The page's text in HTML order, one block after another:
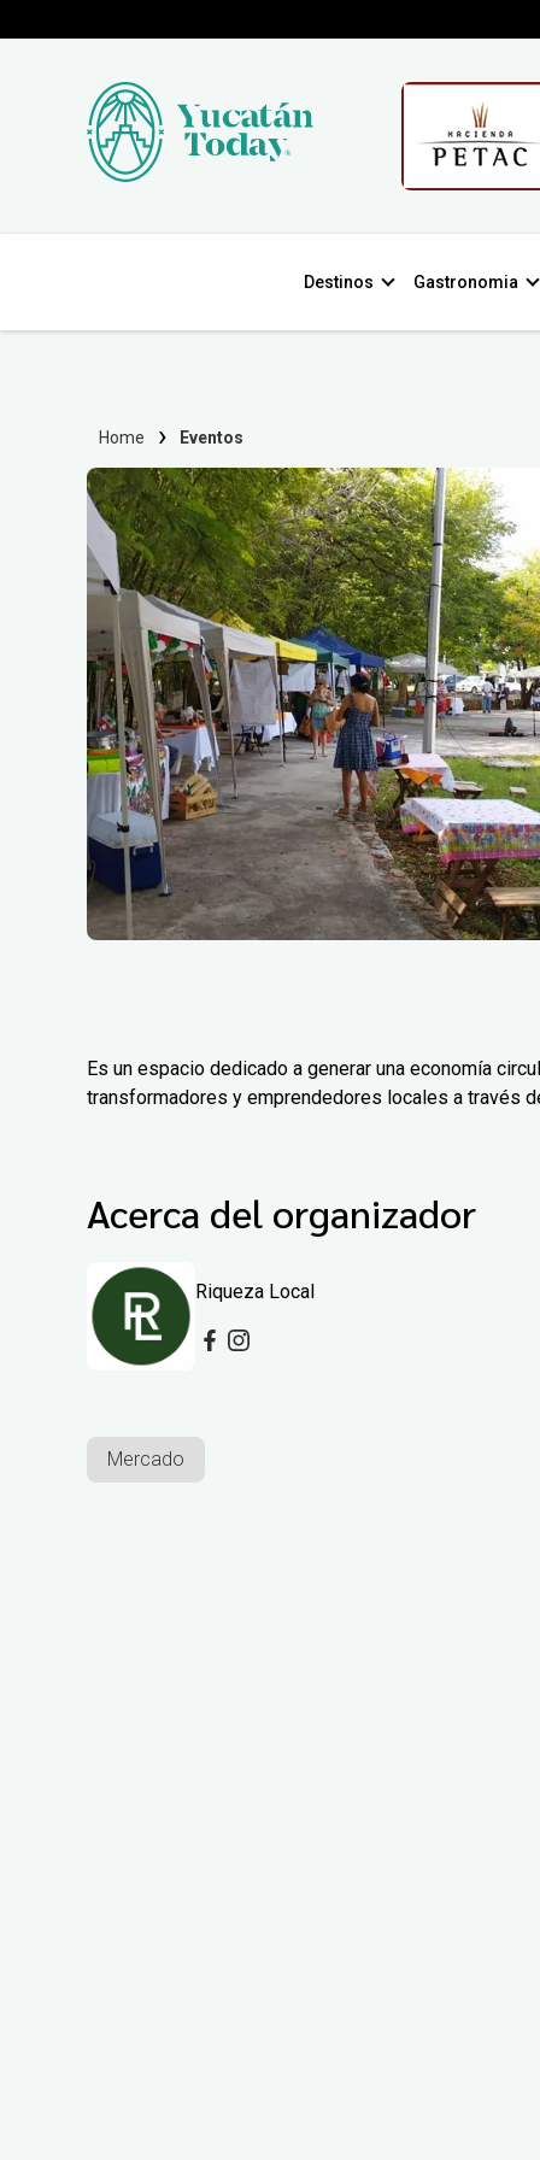
Destinos Gastronomia
Home Eventos
Es un espacio dedicado a generar una economía
transformadores y emprendedores locales a través
Acerca del organizador
Riqueza Local
Mercado